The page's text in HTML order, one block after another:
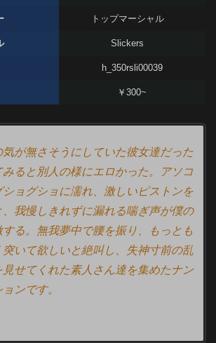
トップマーシャル
Slickers
h_350rsli00039
￥300~
気が無さそうにしていた彼女達だった
みると別人の様にエロかった。アソコ
ショグショに濡れ、激しいピストンを
、我慢しきれずに漏れる喘ぎ声が僕の
する。無我夢中で腰を振り、もっとも
突いて欲しいと絶叫し、失神寸前の乱
見せてくれた素人さん達を集めたナン
ンです。